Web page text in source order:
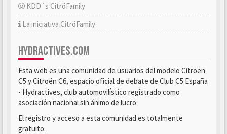
KDD´s CitröFamily
La iniciativa CitröFamily
HYDRACTIVES.COM
Esta web es una comunidad de usuarios del modelo Citroën
C5 y Citroën C6, espacio oficial de debate de Club C5 España
- Hydractives, club automovilístico registrado como
asociación nacional sin ánimo de lucro.
El registro y acceso a esta comunidad es totalmente
gratuito.